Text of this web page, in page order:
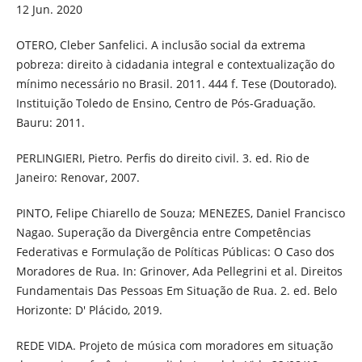
12 Jun. 2020
OTERO, Cleber Sanfelici. A inclusão social da extrema
pobreza: direito à cidadania integral e contextualização do
mínimo necessário no Brasil. 2011. 444 f. Tese (Doutorado).
Instituição Toledo de Ensino, Centro de Pós-Graduação.
Bauru: 2011.
PERLINGIERI, Pietro. Perfis do direito civil. 3. ed. Rio de
Janeiro: Renovar, 2007.
PINTO, Felipe Chiarello de Souza; MENEZES, Daniel Francisco
Nagao. Superação da Divergência entre Competências
Federativas e Formulação de Políticas Públicas: O Caso dos
Moradores de Rua. In: Grinover, Ada Pellegrini et al. Direitos
Fundamentais Das Pessoas Em Situação de Rua. 2. ed. Belo
Horizonte: D' Plácido, 2019.
REDE VIDA. Projeto de música com moradores em situação